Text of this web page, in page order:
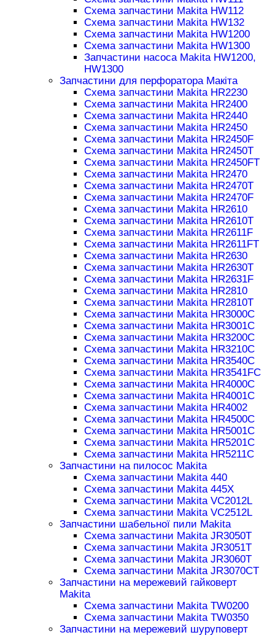
Схема запчастини Makita HW112
Схема запчастини Makita HW132
Схема запчастини Makita HW1200
Схема запчастини Makita HW1300
Запчастини насоса Makita HW1200,
HW1300
Запчастини для перфоратора Макіта
Схема запчастини Makita HR2230
Схема запчастини Makita HR2400
Схема запчастини Makita HR2440
Схема запчастини Makita HR2450
Схема запчастини Makita HR2450F
Схема запчастини Makita HR2450T
Схема запчастини Makita HR2450FT
Схема запчастини Makita HR2470
Схема запчастини Makita HR2470T
Схема запчастини Makita HR2470F
Схема запчастини Makita HR2610
Схема запчастини Makita HR2610T
Схема запчастини Makita HR2611F
Схема запчастини Makita HR2611FT
Схема запчастини Makita HR2630
Схема запчастини Makita HR2630T
Схема запчастини Makita HR2631F
Схема запчастини Makita HR2810
Схема запчастини Makita HR2810T
Схема запчастини Makita HR3000C
Схема запчастини Makita HR3001C
Схема запчастини Makita HR3200C
Схема запчастини Makita HR3210C
Схема запчастини Makita HR3540C
Схема запчастини Makita HR3541FC
Схема запчастини Makita HR4000C
Схема запчастини Makita HR4001C
Схема запчастини Makita HR4002
Схема запчастини Makita HR4500C
Схема запчастини Makita HR5001C
Схема запчастини Makita HR5201C
Схема запчастини Makita HR5211C
Запчастини на пилосос Makita
Схема запчастини Makita 440
Схема запчастини Makita 445X
Схема запчастини Makita VC2012L
Схема запчастини Makita VC2512L
Запчастини шабельної пили Makita
Схема запчастини Makita JR3050T
Схема запчастини Makita JR3051T
Схема запчастини Makita JR3060T
Схема запчастини Makita JR3070CT
Запчастини на мережевий гайковерт
Makita
Схема запчастини Makita TW0200
Схема запчастини Makita TW0350
Запчастини на мережевий шуруповерт